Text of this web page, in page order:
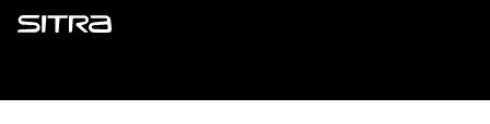
Sitra